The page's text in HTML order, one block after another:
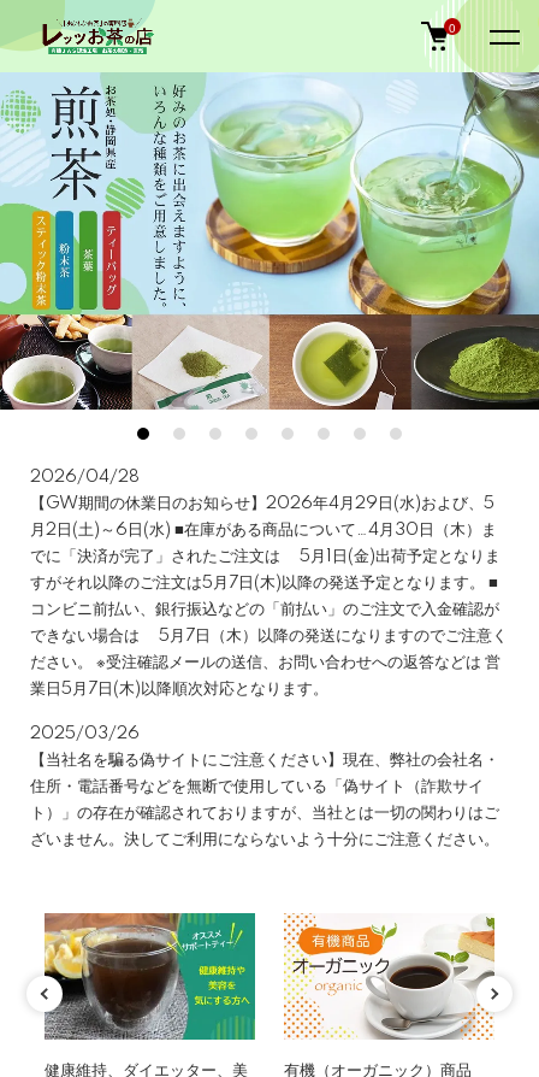
0
NEWS
2026/04/28
【GW期間の休業日のお知らせ】2026年4月29日(水)および、5
月2日(土)～6日(水) ■在庫がある商品について…4月30日（木）ま
でに「決済が完了」されたご注文は 5月1日(金)出荷予定となりま
すがそれ以降のご注文は5月7日(木)以降の発送予定となります。 ■
コンビニ前払い、銀行振込などの「前払い」のご注文で入金確認が
できない場合は 5月7日（木）以降の発送になりますのでご注意く
ださい。 ※受注確認メールの送信、お問い合わせへの返答などは 営
業日5月7日(木)以降順次対応となります。
2025/03/26
【当社名を騙る偽サイトにご注意ください】現在、弊社の会社名・
住所・電話番号などを無断で使用している「偽サイト（詐欺サイ
ト）」の存在が確認されておりますが、当社とは一切の関わりはご
ざいません。決してご利用にならないよう十分にご注意ください。
特集
健康維持、ダイエッター、美
有機（オーガニック）商品